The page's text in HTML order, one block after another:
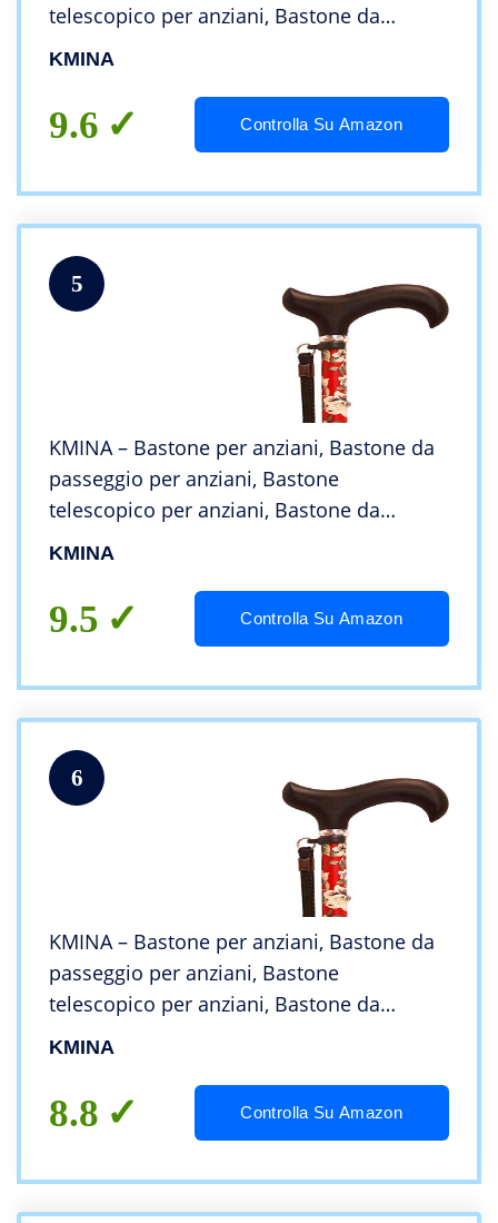
telescopico per anziani, Bastone da
passegio donna, Bastone antiscivolo,
Blu
KMINA
9.6 Controlla Su Amazon
5
KMINA – Bastone per anziani, Bastone da
passeggio per anziani, Bastone
telescopico per anziani, Bastone da
passegio donna, Bastone antiscivolo,
Rosso
KMINA
9.5 Controlla Su Amazon
6
KMINA – Bastone per anziani, Bastone da
passeggio per anziani, Bastone
telescopico per anziani, Bastone da
passegio donna, Bastone antiscivolo,
Rosso
KMINA
8.8 Controlla Su Amazon